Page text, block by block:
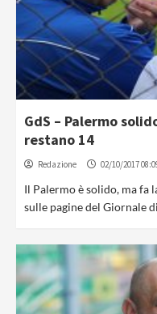
GdS – Palermo
restano 14
Redazione 02/10/2017
Il Palermo è solido, ma fa
sulle pagine del Giornale